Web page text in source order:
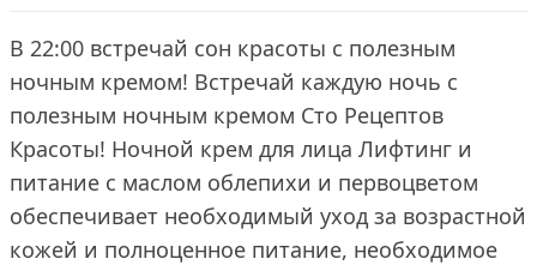
В 22:00 встречай сон красоты с полезным
ночным кремом! Встречай каждую ночь с
полезным ночным кремом Сто Рецептов
Красоты! Ночной крем для лица Лифтинг и
питание с маслом облепихи и первоцветом
обеспечивает необходимый уход за возрастной
кожей и полноценное питание, необходимое